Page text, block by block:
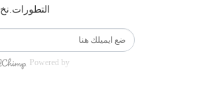
التطورات.نخ
Powered by